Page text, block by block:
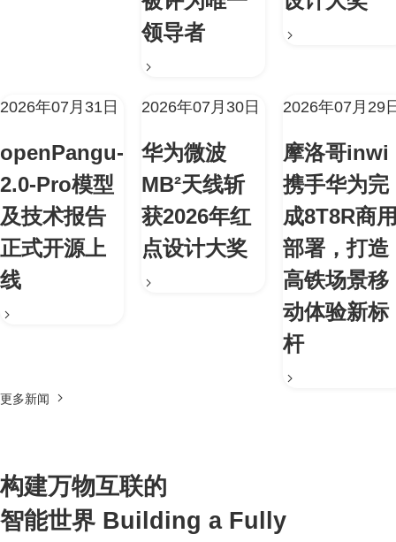
领导者
2026年07月31日
openPangu-
2.0-Pro模型
及技术报告
正式开源上
线
2026年07月30日
华为微波
MB²天线斩
获2026年红
点设计大奖
2026年07月29
摩洛哥inwi
携手华为完
成8T8R商
部署，打造
高铁场景移
动体验新标
杆
更多新闻
构建万物互联的
智能世界 Building a Fully